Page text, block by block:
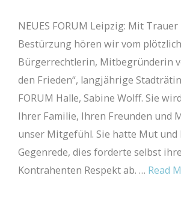
NEUES FORUM Leipzig: Mit Trauer
Bestürzung hören wir vom
Bürgerrechtlerin, Mitbegründerin
den Frieden“, langjährige
FORUM Halle, Sabine Wolff. Sie
Ihrer Familie, Ihren Freunden und
unser Mitgefühl. Sie hatte Mut und
Gegenrede, dies forderte selbst
Kontrahenten Respekt ab. … Read